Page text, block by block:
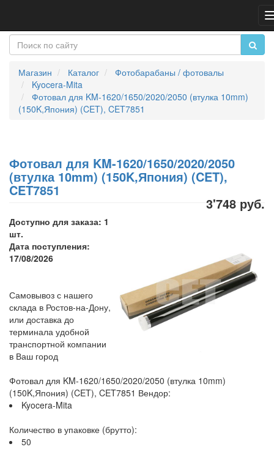
Магазин Каталог
Фотобарабаны / фотовалы
Kyocera-Mita
Фотовал для KM-1620/1650/2020/2050 (втулка 10mm)
(150K,Япония) (CET), CET7851
Фотовал для KM-1620/1650/2020/2050
(втулка 10mm) (150K,Япония) (CET),
CET7851
3'748 руб.
Доступно для заказа: 1
шт.
Дата поступления:
17/08/2026
Самовывоз с нашего
склада в Ростов-на-Дону,
или доставка до
терминала удобной
транспортной компании
в Ваш город
Фотовал для KM-1620/1650/2020/2050 (втулка 10mm)
(150K,Япония) (CET), CET7851 Вендор:
Kyocera-Mita
Количество в упаковке (брутто):
50